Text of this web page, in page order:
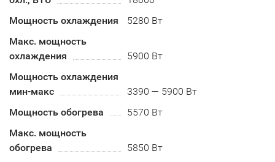
Мощность охлаждения
5280 Вт
Макс. мощность
охлаждения
5900 Вт
Мощность охлаждения
мин-макс
3390 — 5900 Вт
Мощность обогрева
5570 Вт
Макс. мощность
обогрева
5850 Вт